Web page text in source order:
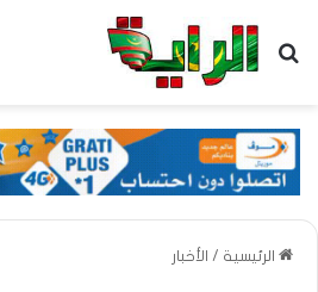
بحث عن
الرئيسية / الأخبار